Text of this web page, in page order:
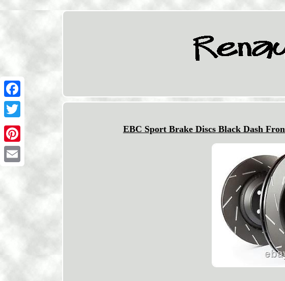
Facebook
Twitter
Pinterest
EBC Sport Brake Discs Black Dash